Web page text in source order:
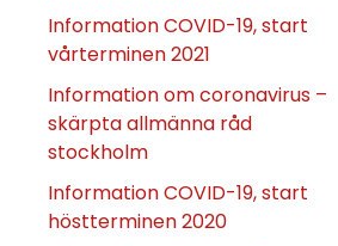
Information COVID-19, start
vårterminen 2021
Information om coronavirus –
skärpta allmänna råd
stockholm
Information COVID-19, start
höstterminen 2020